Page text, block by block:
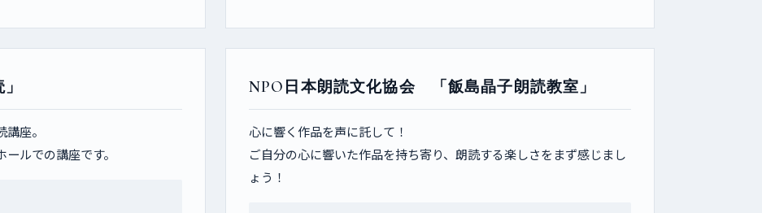
座。
ルでの講座です。
NPO日本朗読文化協会 「飯島晶子朗読教室」
心に響く作品を声に託して！
ご自分の心に響いた作品を持ち寄り、朗読する楽しさをまず感じまし
ょう！